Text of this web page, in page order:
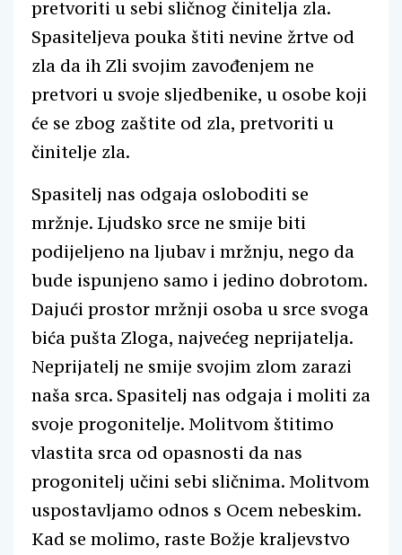
pretvoriti u sebi sličnog činitelja zla.
Spasiteljeva pouka štiti nevine žrtve od
zla da ih Zli svojim zavođenjem ne
pretvori u svoje sljedbenike, u osobe koji
će se zbog zaštite od zla, pretvoriti u
činitelje zla.
Spasitelj nas odgaja osloboditi se
mržnje. Ljudsko srce ne smije biti
podijeljeno na ljubav i mržnju, nego da
bude ispunjeno samo i jedino dobrotom.
Dajući prostor mržnji osoba u srce svoga
bića pušta Zloga, najvećeg neprijatelja.
Neprijatelj ne smije svojim zlom zarazi
naša srca. Spasitelj nas odgaja i moliti za
svoje progonitelje. Molitvom štitimo
vlastita srca od opasnosti da nas
progonitelj učini sebi sličnima. Molitvom
uspostavljamo odnos s Ocem nebeskim.
Kad se molimo, raste Božje kraljevstvo